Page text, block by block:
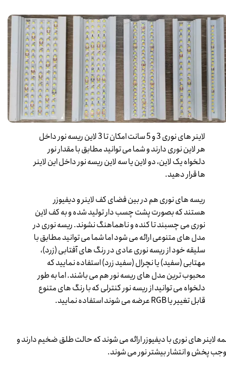
لاینر های نوری 3 و 5 سانت امکان تا 3 لاین ریسه نور داخل
هر لاین نوری دارند و شما می توانید مطابق با مقدار نور
دلخواه یک لاین، دو لاین یا سه لاین ریسه نور داخل این لاینر
ها قرار دهید.
ریسه های نوری هم در بین فضای کف لاینر و دیفیوزر
هستند که بصورت پشت چسب دار تولید شده و به کف لاین
نوری می چسبند تا کنده و ناهماهنگ نشوند. ریسه نوری در
مدل های متنوعی ارائه می شود اما شما می توانید مطابق با
سلیقه خود از ریسه نوری عادی در رنگ های آفتابی (زرد)،
مهتابی (سفید) یا نچرال (سفید زرد) استفاده نمایید که
محبوب ترین مدل های ریسه نور هم می باشند. اما به طور
دلخواه می توانید از ریسه نور کنترلی که با رنگ های متنوع
قابل تغییر یا RGB عرضه می شوند استفاده نمایید.
لاینر های نوری با دیفیوزر ارائه می شوند که حالت طلق ضخیم دارند و
پخش و انتشار بیشتر نور می شوند.